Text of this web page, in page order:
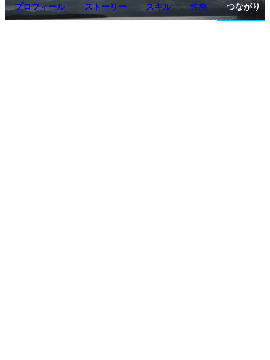
プロフィール ストーリー スキル 性格 つながり